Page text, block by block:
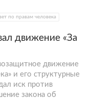
по правам человека
движение «За
движение
и его структурные
иск против
закона об